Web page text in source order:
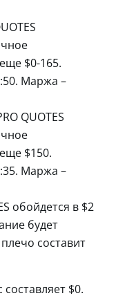
$0-165.
Маржа –
QUOTES
$150.
Маржа –
обойдется в $2
будет
составит
$0.